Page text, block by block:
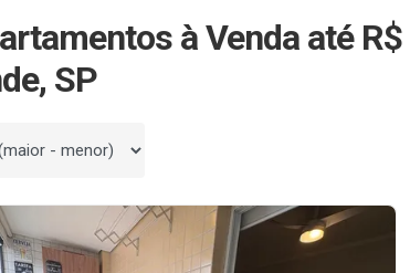
à Venda até
SP
por